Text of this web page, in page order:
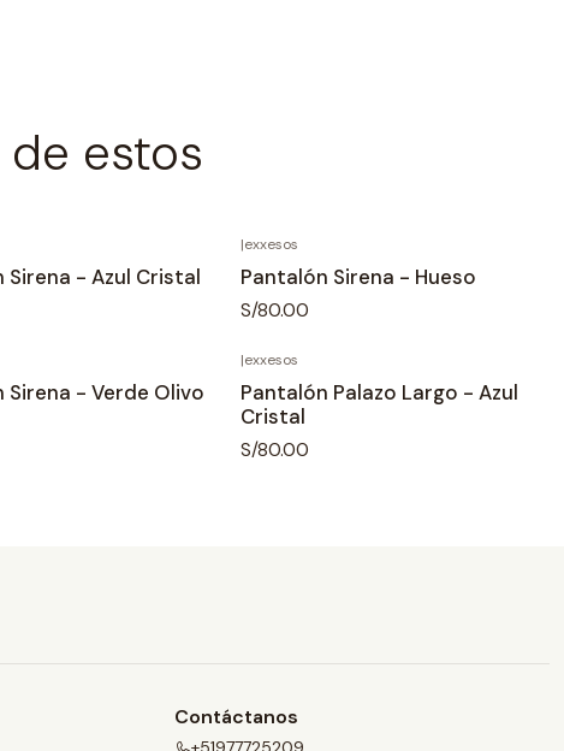
estos
Sirena - Azul Cristal
|exxesos
Pantalón Sirena - Hueso
S/80.00
Sirena - Verde Olivo
|exxesos
Pantalón Palazo Largo - Azul
Cristal
S/80.00
Contáctanos